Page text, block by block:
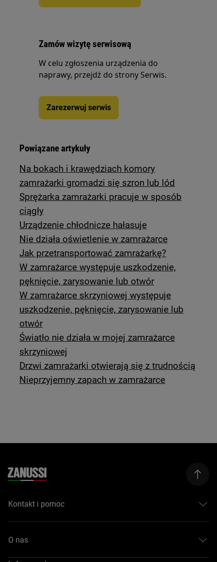
Zamów wizytę serwisową
W celu zgłoszenia urządzenia do
naprawy, przejdź do strony Serwis.
Zarezerwuj serwis
Powiązane artykuły
Na bokach i krawędziach komory
zamrażarki gromadzi się szron lub lód
Sprężarka zamrażarki pracuje w sposób
ciągły
Urządzenie chłodnicze hałasuje
Nie działa oświetlenie w zamrażarce
Jak przetransportować zamrażarkę?
W zamrażarce występuje uszkodzenie,
pęknięcie, zarysowanie lub otwór
W zamrażarce skrzyniowej występuje
uszkodzenie, pęknięcie, zarysowanie lub
otwór
Światło nie działa w mojej zamrażarce
skrzyniowej
Drzwi zamrażarki otwierają się z trudnością
Nieprzyjemny zapach w zamrażarce
Kontakt i pomoc
O nas